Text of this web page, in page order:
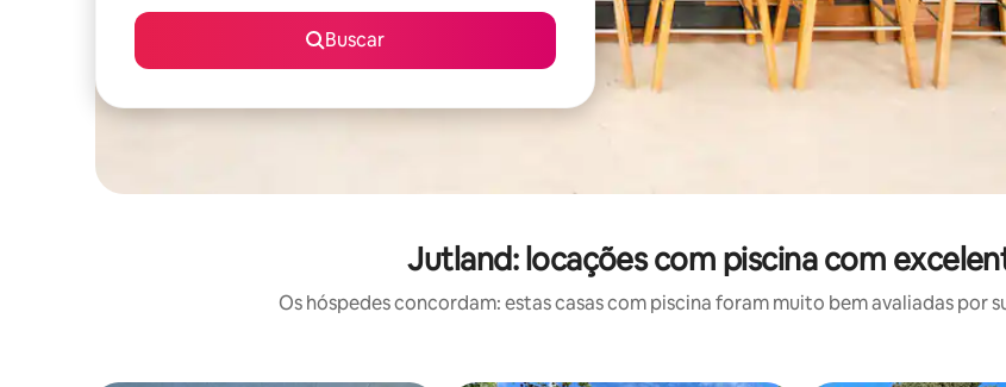
Buscar
Jutland: locações com piscina com
Os hóspedes concordam: estas casas com piscina foram muito bem avaliadas por